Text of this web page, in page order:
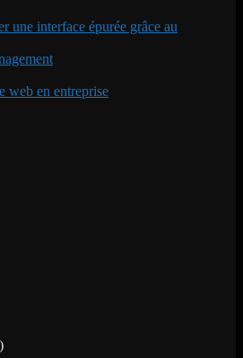
une interface épurée grâce au
web en entreprise